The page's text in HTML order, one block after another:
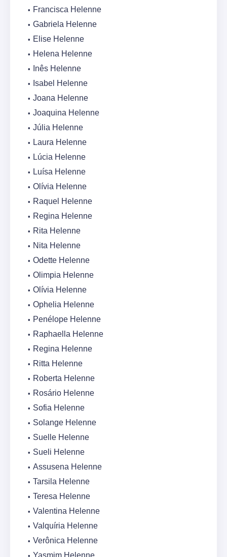
Francisca Helenne
Gabriela Helenne
Elise Helenne
Helena Helenne
Inês Helenne
Isabel Helenne
Joana Helenne
Joaquina Helenne
Júlia Helenne
Laura Helenne
Lúcia Helenne
Luísa Helenne
Olívia Helenne
Raquel Helenne
Regina Helenne
Rita Helenne
Nita Helenne
Odette Helenne
Olimpia Helenne
Olívia Helenne
Ophelia Helenne
Penélope Helenne
Raphaella Helenne
Regina Helenne
Ritta Helenne
Roberta Helenne
Rosário Helenne
Sofia Helenne
Solange Helenne
Suelle Helenne
Sueli Helenne
Assusena Helenne
Tarsila Helenne
Teresa Helenne
Valentina Helenne
Valquíria Helenne
Verônica Helenne